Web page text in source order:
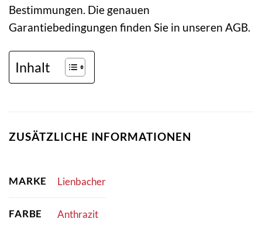
Bestimmungen. Die genauen
Garantiebedingungen finden Sie in unseren AGB.
Inhalt
ZUSÄTZLICHE INFORMATIONEN
MARKE Lienbacher
FARBE Anthrazit